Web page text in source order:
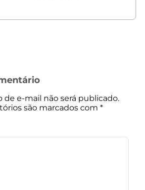
de e-mail não será publicado.
são marcados com *